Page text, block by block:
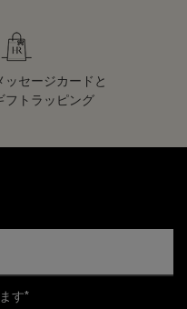
ッセージカードと
フトラッピング
す*